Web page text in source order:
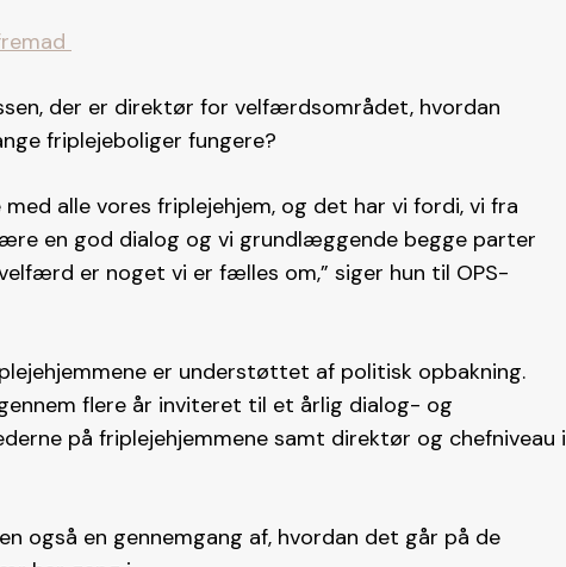
der er direktør for velfærdsområdet, hvordan
friplejeboliger fungere?
alle vores friplejehjem, og det har vi fordi, vi fra
en god dialog og vi grundlæggende begge parter
er noget vi er fælles om,” siger hun til OPS-
er understøttet af politisk opbakning.
flere år inviteret til et årlig dialog- og
på friplejehjemmene samt direktør og chefniveau i
også en gennemgang af, hvordan det går på de